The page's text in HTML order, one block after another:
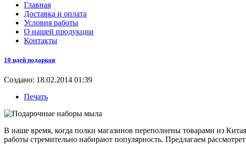
Главная
Доставка и оплата
Условия работы
О нашей продукции
Контакты
10 идей подарков
Создано: 18.02.2014 01:39
Печать
В наше время, когда полки магазинов переполнены товарами из
работы стремительно набирают популярность. Предлагаем